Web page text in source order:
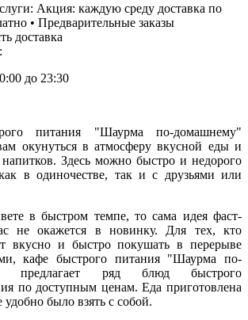
Акция: каждую среду доставка по
• Предварительные заказы
доставка
до 23:30
питания "Шаурма по-домашнему"
окунуться в атмосферу вкусной еды и
Здесь можно быстро и недорого
в одиночестве, так и с друзьями или
в быстром темпе, то сама идея фаст-
не окажется в новинку. Для тех, кто
вкусно и быстро покушать в перерыве
кафе быстрого питания "Шаурма по-
предлагает ряд блюд быстрого
по доступным ценам. Еда приготовлена
удобно было взять с собой.